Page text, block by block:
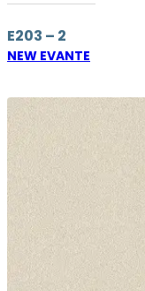
E203 – 2
NEW EVANTE